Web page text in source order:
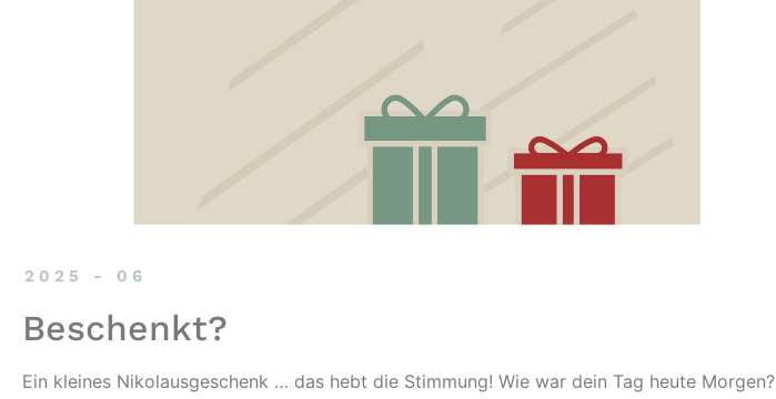
2025 - 06
Beschenkt?
Ein kleines Nikolausgeschenk … das hebt die Stimmung! Wie war dein Tag heute Morgen?